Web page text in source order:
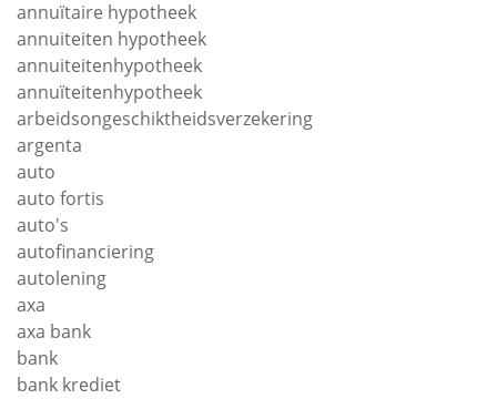
annuïtaire hypotheek
annuiteiten hypotheek
annuiteitenhypotheek
annuïteitenhypotheek
arbeidsongeschiktheidsverzekering
argenta
auto
auto fortis
auto's
autofinanciering
autolening
axa
axa bank
bank
bank krediet